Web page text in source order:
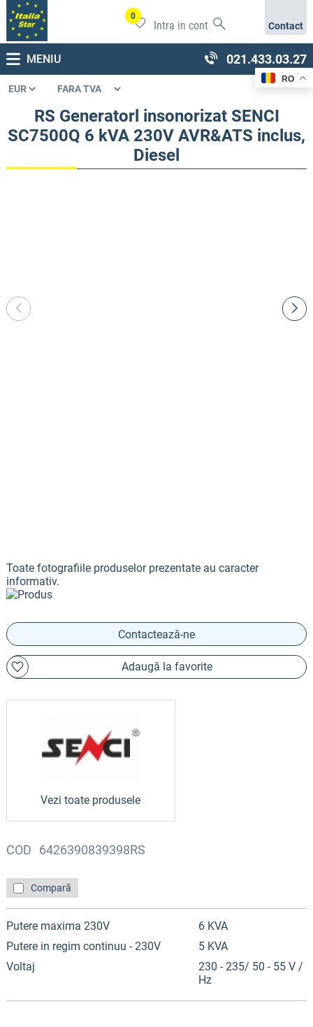
0
Intra in cont Contact
MENIU 021.433.03.27
RS Generatorl insonorizat SENCI
SC7500Q 6 kVA 230V AVR&ATS inclus,
Diesel
Toate fotografiile produselor prezentate au caracter
informativ.
Compară
Putere maxima 230V
6 KVA
Putere in regim continuu - 230V
5 KVA
Voltaj
230 - 235/ 50 - 55 V /
Hz
COD 6426390839398RS
Contactează-ne
Adaugă la favorite
Vezi toate produsele
RO